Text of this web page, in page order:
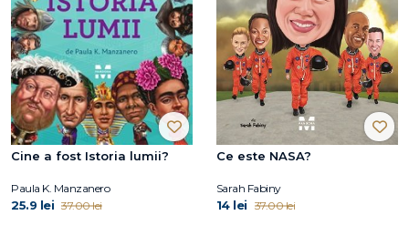
Cine a fost Istoria lumii?
Paula K. Manzanero
25.9 lei 37.00 lei
Ce este NASA?
Sarah Fabiny
14 lei 37.00 lei